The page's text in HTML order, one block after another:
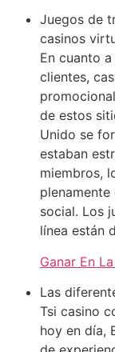
Juegos de
casinos
En cuanto
clientes,
de estos
Unido se
estaban
miembros,
social. Los
línea están
Ganar En
Las
Tsi casino
hoy en día,